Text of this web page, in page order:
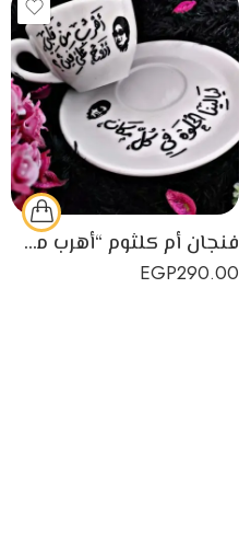
فنجان أم كلثوم “أهرب من قلبي أروح على فين” مصنوع من البورسلين
EGP290.00